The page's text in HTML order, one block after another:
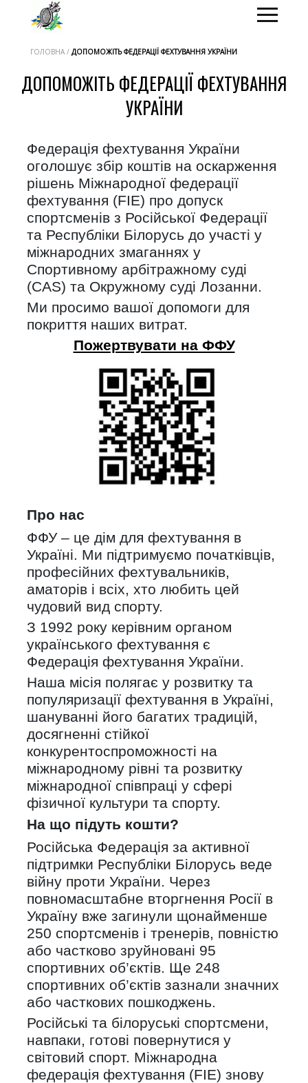
ГОЛОВНА / ДОПОМОЖІТЬ ФЕДЕРАЦІЇ ФЕХТУВАННЯ УКРАЇНИ
ДОПОМОЖІТЬ ФЕДЕРАЦІЇ ФЕХТУВАННЯ
УКРАЇНИ
Федерація фехтування України
оголошує збір коштів на оскарження
рішень Міжнародної федерації
фехтування (FIE) про допуск
спортсменів з Російської Федерації
та Республіки Білорусь до участі у
міжнародних змаганнях у
Спортивному арбітражному суді
(CAS) та Окружному суді Лозанни.
Ми просимо вашої допомоги для
покриття наших витрат.
Пожертвувати на ФФУ
Про нас
ФФУ – це дім для фехтування в
Україні. Ми підтримуємо початківців,
професійних фехтувальників,
аматорів і всіх, хто любить цей
чудовий вид спорту.
З 1992 року керівним органом
українського фехтування є
Федерація фехтування України.
Наша місія полягає у розвитку та
популяризації фехтування в Україні,
шануванні його багатих традицій,
досягненні стійкої
конкурентоспроможності на
міжнародному рівні та розвитку
міжнародної співпраці у сфері
фізичної культури та спорту.
На що підуть кошти?
Російська Федерація за активної
підтримки Республіки Білорусь веде
війну проти України. Через
повномасштабне вторгнення Росії в
Україну вже загинули щонайменше
250 спортсменів і тренерів, повністю
або частково зруйновані 95
спортивних об’єктів. Ще 248
спортивних об’єктів зазнали значних
або часткових пошкоджень.
Російські та білоруські спортсмени,
навпаки, готові повернутися у
світовий спорт. Міжнародна
федерація фехтування (FIE) знову